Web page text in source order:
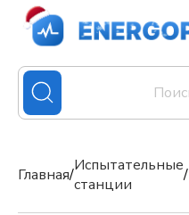
Главная/Испытательные
станции
/